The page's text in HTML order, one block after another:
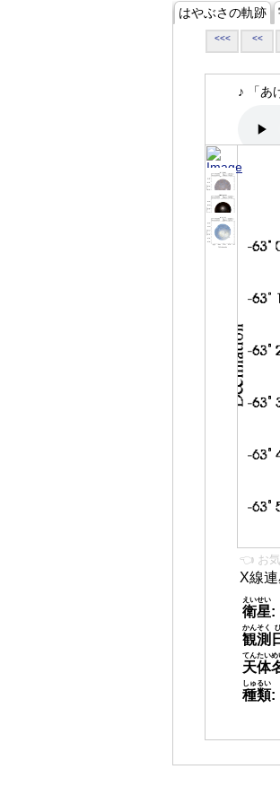
はやぶさの軌跡
<<< <<
♪ 「あ
👈 お
X線連
衛星
えいせい
:
観測
かんそく
天体
てんたいめ
種類
しゅるい
: